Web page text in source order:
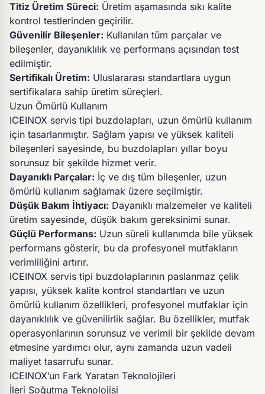
Titiz Üretim Süreci: Üretim aşamasında sıkı kalite
kontrol testlerinden geçirilir.
Güvenilir Bileşenler: Kullanılan tüm parçalar ve
bileşenler, dayanıklılık ve performans açısından test
edilmiştir.
Sertifikalı Üretim: Uluslararası standartlara uygun
sertifikalara sahip üretim süreçleri.
Uzun Ömürlü Kullanım
ICEINOX servis tipi buzdolapları, uzun ömürlü kullanım
için tasarlanmıştır. Sağlam yapısı ve yüksek kaliteli
bileşenleri sayesinde, bu buzdolapları yıllar boyu
sorunsuz bir şekilde hizmet verir.
Dayanıklı Parçalar: İç ve dış tüm bileşenler, uzun
ömürlü kullanım sağlamak üzere seçilmiştir.
Düşük Bakım İhtiyacı: Dayanıklı malzemeler ve kaliteli
üretim sayesinde, düşük bakım gereksinimi sunar.
Güçlü Performans: Uzun süreli kullanımda bile yüksek
performans gösterir, bu da profesyonel mutfakların
verimliliğini artırır.
ICEINOX servis tipi buzdolaplarının paslanmaz çelik
yapısı, yüksek kalite kontrol standartları ve uzun
ömürlü kullanım özellikleri, profesyonel mutfaklar için
dayanıklılık ve güvenilirlik sağlar. Bu özellikler, mutfak
operasyonlarının sorunsuz ve verimli bir şekilde devam
etmesine yardımcı olur, aynı zamanda uzun vadeli
maliyet tasarrufu sunar.
ICEINOX’un Fark Yaratan Teknolojileri
İleri Soğutma Teknolojisi